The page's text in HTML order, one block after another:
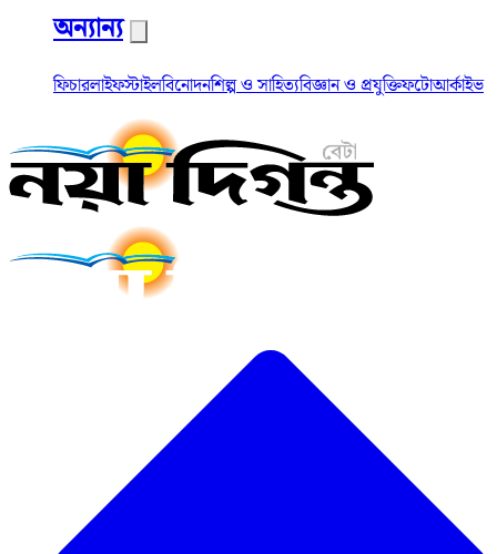
অন্যান্য
ফিচারলাইফস্টাইলবিনোদনশিল্প ও সাহিত্যবিজ্ঞান ও প্রযুক্তিফটোআর্কাইভ